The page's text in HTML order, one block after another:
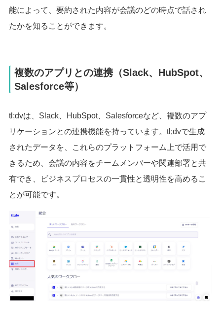
能によって、要約された内容が会議のどの時点で話され
たかを知ることができます。
複数のアプリとの連携（Slack、HubSpot、
Salesforce等）
tl;dvは、Slack、HubSpot、Salesforceなど、複数のアプ
リケーションとの連携機能を持っています。tl;dvで生成
されたデータを、これらのプラットフォーム上で活用で
きるため、会議の内容をチームメンバーや関連部署と共
有でき、ビジネスプロセスの一貫性と透明性を高めるこ
とが可能です。